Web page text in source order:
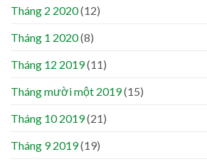
Tháng 2 2020(12)
Tháng 1 2020(8)
Tháng 12 2019(11)
Tháng mười một 2019(15)
Tháng 10 2019(21)
Tháng 9 2019(19)